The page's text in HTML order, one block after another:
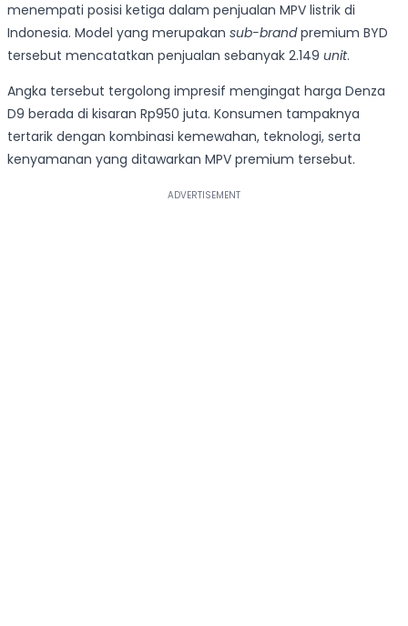
menempati posisi ketiga dalam penjualan MPV listrik di
Indonesia. Model yang merupakan sub-brandpremium BYD
tersebut mencatatkan penjualan sebanyak 2.149 unit.
Angka tersebut tergolong impresif mengingat harga Denza
D9 berada di kisaran Rp950 juta. Konsumen tampaknya
tertarik dengan kombinasi kemewahan, teknologi, serta
kenyamanan yang ditawarkan MPV premium tersebut.